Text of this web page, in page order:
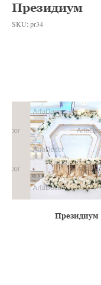
Президиум
SKU: pr34
Президиум